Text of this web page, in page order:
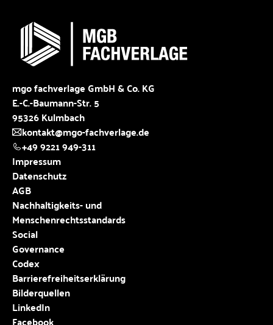
mgo fachverlage GmbH & Co. KG
E.-C.-Baumann-Str. 5
95326 Kulmbach
kontakt@mgo-fachverlage.de
+49 9221 949-311
Impressum
Datenschutz
AGB
Nachhaltigkeits- und
Menschenrechtsstandards
Social
Governance
Codex
Barrierefreiheitserklärung
Bilderquellen
LinkedIn